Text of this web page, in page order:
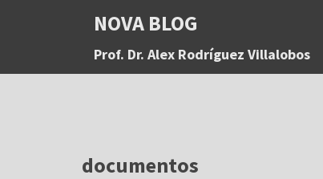
a
NOVA BLOG
Prof. Dr. Alex Rodríguez Villalobos
documentos